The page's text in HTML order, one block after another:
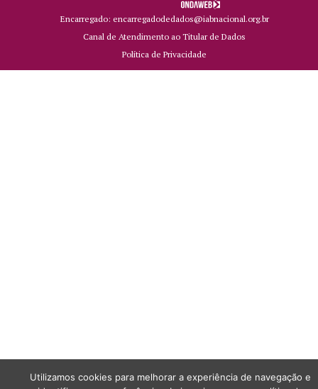
Encarregado: encarregadodedados@iabnacional.org.br
Canal de Atendimento ao Titular de Dados
Política de Privacidade
Utilizamos cookies para melhorar a experiência de navegação e